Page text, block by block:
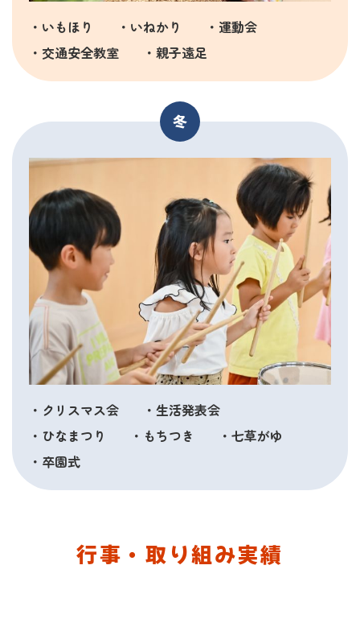
・いもほり ・いねかり
・運動会
・交通安全教室
・親子遠足
冬
・クリスマス会
・生活発表会
・ひなまつり
・もちつき
・七草がゆ
・卒園式
行事・取り組み実績